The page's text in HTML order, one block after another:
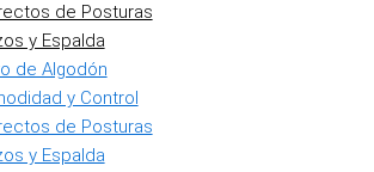
de Posturas
y Espalda
de Algodón
y Control
de Posturas
y Espalda